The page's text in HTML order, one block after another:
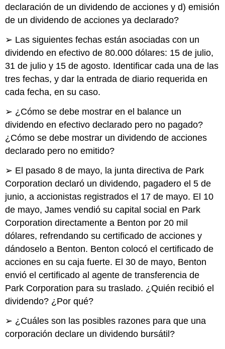
declaración de un dividendo de acciones y d) emisión
de un dividendo de acciones ya declarado?
➢ Las siguientes fechas están asociadas con un
dividendo en efectivo de 80.000 dólares: 15 de julio,
31 de julio y 15 de agosto. Identificar cada una de las
tres fechas, y dar la entrada de diario requerida en
cada fecha, en su caso.
➢ ¿Cómo se debe mostrar en el balance un
dividendo en efectivo declarado pero no pagado?
¿Cómo se debe mostrar un dividendo de acciones
declarado pero no emitido?
➢ El pasado 8 de mayo, la junta directiva de Park
Corporation declaró un dividendo, pagadero el 5 de
junio, a accionistas registrados el 17 de mayo. El 10
de mayo, James vendió su capital social en Park
Corporation directamente a Benton por 20 mil
dólares, refrendando su certificado de acciones y
dándoselo a Benton. Benton colocó el certificado de
acciones en su caja fuerte. El 30 de mayo, Benton
envió el certificado al agente de transferencia de
Park Corporation para su traslado. ¿Quién recibió el
dividendo? ¿Por qué?
➢ ¿Cuáles son las posibles razones para que una
corporación declare un dividendo bursátil?